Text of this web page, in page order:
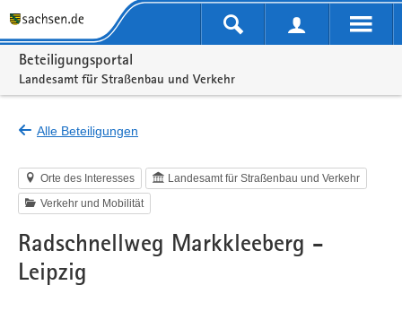
Portalnavigation
Beteiligungsportal
Landesamt für Straßenbau und Verkehr
Alle Beteiligungen
Orte des Interesses Landesamt für Straßenbau und Verkehr
Verkehr und Mobilität
Radschnellweg Markkleeberg -
Leipzig